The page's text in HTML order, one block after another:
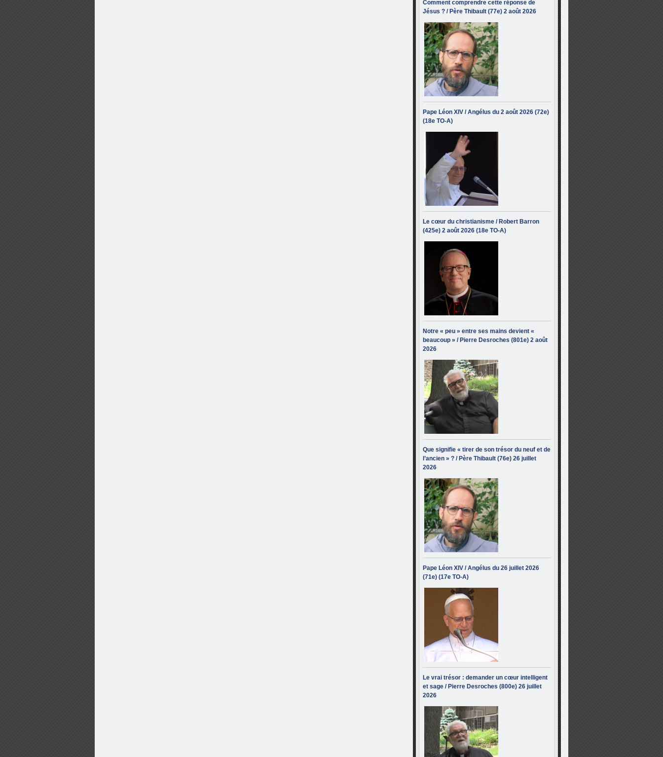
Comment comprendre cette réponse de
Jésus ? / Père Thibault (77e) 2 août 2026
Pape Léon XIV / Angélus du 2 août 2026 (72e)
(18e TO-A)
Le cœur du christianisme / Robert Barron
(425e) 2 août 2026 (18e TO-A)
Notre « peu » entre ses mains devient «
beaucoup » / Pierre Desroches (801e) 2 août
2026
Que signifie « tirer de son trésor du neuf et de
l’ancien » ? / Père Thibault (76e) 26 juillet
2026
Pape Léon XIV / Angélus du 26 juillet 2026
(71e) (17e TO-A)
Le vrai trésor : demander un cœur intelligent
et sage / Pierre Desroches (800e) 26 juillet
2026